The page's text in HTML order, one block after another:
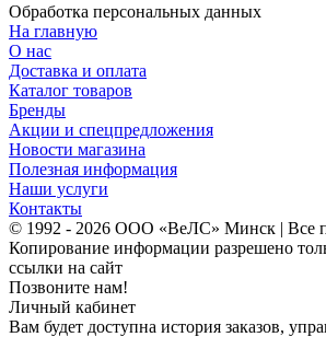
Обработка персональных данных
На главную
О нас
Доставка и оплата
Каталог товаров
Бренды
Акции и спецпредложения
Новости магазина
Полезная информация
Наши услуги
Контакты
© 1992 - 2026 ООО «ВеЛС» Минск | Все
Копирование информации разрешено
ссылки на сайт
Позвоните нам!
Личный кабинет
Вам будет доступна история заказов,